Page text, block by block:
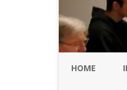
HOME